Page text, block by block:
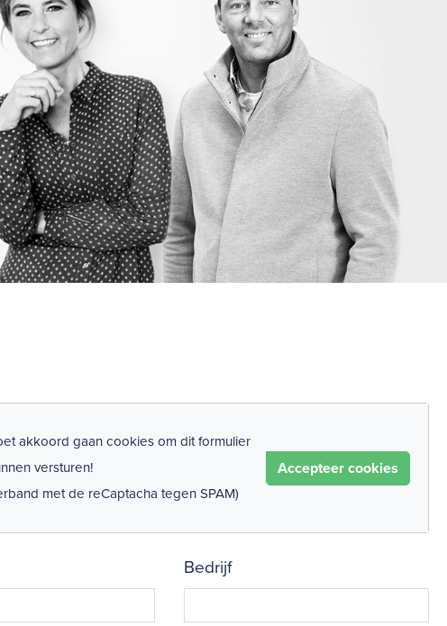
akkoord gaan cookies om dit formulier
versturen!
met de reCaptacha tegen SPAM)
Accepteer cookies
Bedrijf